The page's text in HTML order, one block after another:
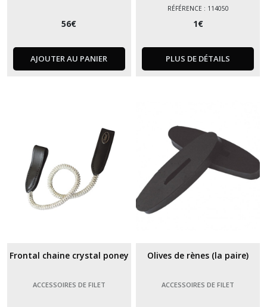
56€
AJOUTER AU PANIER
RÉFÉRENCE : 114050
1€
PLUS DE DÉTAILS
Frontal chaine crystal poney
ACCESSOIRES DE FILET
Olives de rènes (la paire)
ACCESSOIRES DE FILET